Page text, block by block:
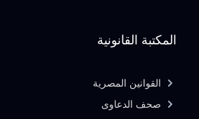
المكتبة القانونية
القوانين المصرية
صحف الدعاوى